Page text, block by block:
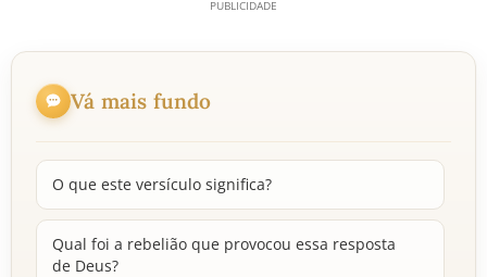
Vá mais fundo
O que este versículo significa?
Qual foi a rebelião que provocou essa resposta
de Deus?